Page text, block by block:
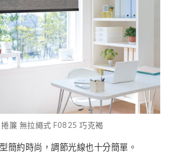
捲簾 無拉繩式 F0825 巧克褐
簡約時尚，調節光線也十分簡單。